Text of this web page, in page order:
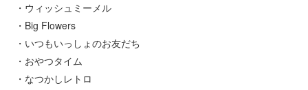
・ウィッシュミーメル
・Big Flowers
・いつもいっしょのお友だち
・おやつタイム
・なつかしレトロ